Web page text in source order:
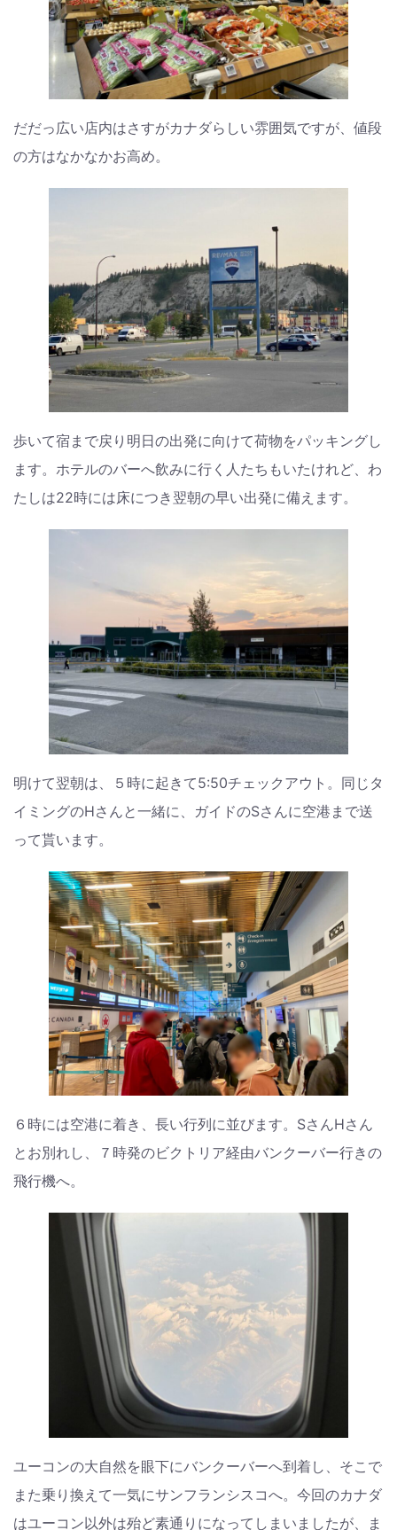
だだっ広い店内はさすがカナダらしい雰囲気ですが、値段
の方はなかなかお高め。
歩いて宿まで戻り明日の出発に向けて荷物をパッキングし
ます。ホテルのバーへ飲みに行く人たちもいたけれど、わ
たしは22時には床につき翌朝の早い出発に備えます。
明けて翌朝は、５時に起きて5:50チェックアウト。同じタ
イミングのHさんと一緒に、ガイドのSさんに空港まで送
って貰います。
６時には空港に着き、長い行列に並びます。SさんHさん
とお別れし、７時発のビクトリア経由バンクーバー行きの
飛行機へ。
ユーコンの大自然を眼下にバンクーバーへ到着し、そこで
また乗り換えて一気にサンフランシスコへ。今回のカナダ
はユーコン以外は殆ど素通りになってしまいましたが、ま